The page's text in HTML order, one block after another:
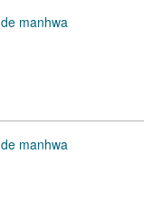
manhwa
manhwa